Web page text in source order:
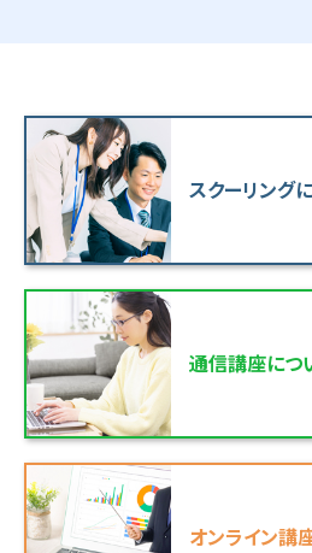
スクーリング
通信講座につ
オンライン講